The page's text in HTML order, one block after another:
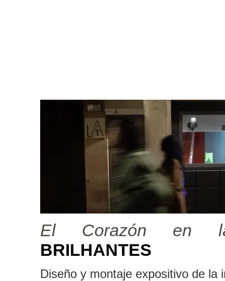
El Corazón en
BRILHANTES
Diseño y montaje expositivo de